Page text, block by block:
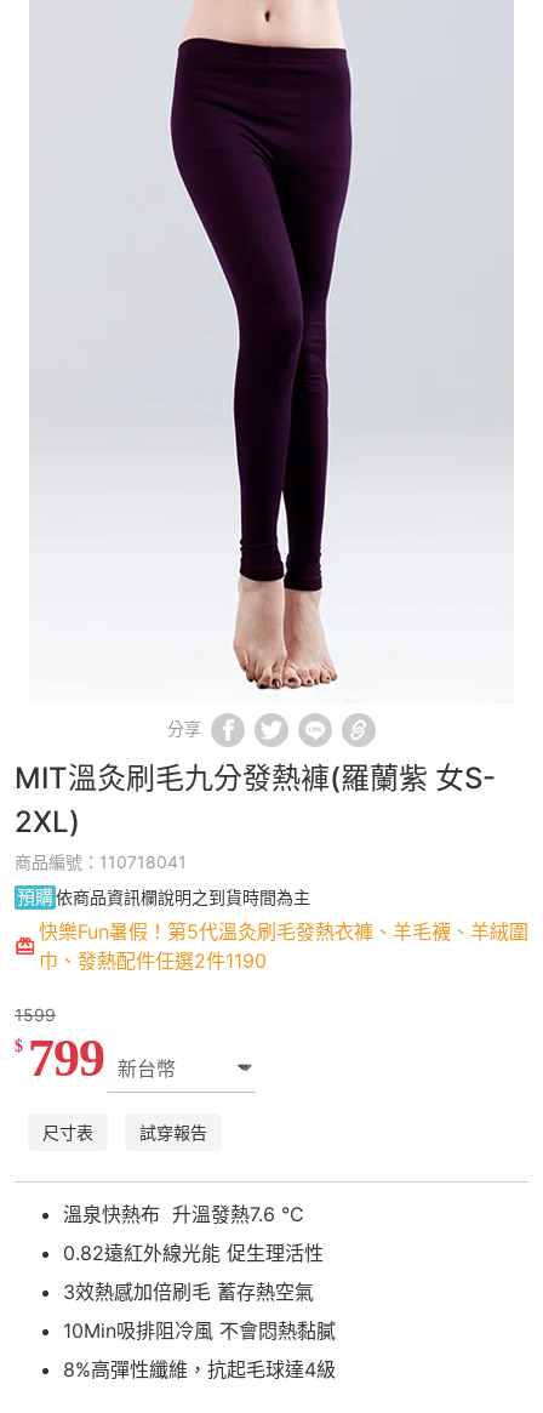
分享
MIT溫灸刷毛九分發熱褲(羅蘭紫 女S-
2XL)
商品編號：110718041
預購依商品資訊欄說明之到貨時間為主
快樂Fun暑假！第5代溫灸刷毛發熱衣褲、羊毛襪、羊絨圍
巾、發熱配件任選2件1190
1599
$ 799
尺寸表 試穿報告
溫泉快熱布 升溫發熱7.6 °C
0.82遠紅外線光能 促生理活性
3效熱感加倍刷毛 蓄存熱空氣
10Min吸排阻冷風 不會悶熱黏膩
8%高彈性纖維，抗起毛球達4級